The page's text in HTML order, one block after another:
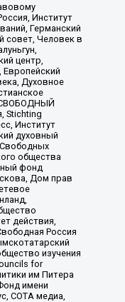
Институт
Германский
совет, Человек в
центр,
Духовное
СВОБОДНЫЙ
Stichting
Институт
духовный
общества
фонд
Дом прав
действия,
Россия
изучения
for
им Питера
имени
СОТА медиа,